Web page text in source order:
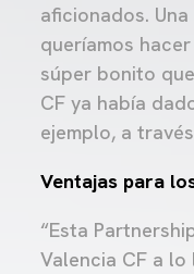
aficionados.
queríamos
súper bonito
CF ya había
ejemplo, a
Ventajas para
“Esta
Valencia CF a